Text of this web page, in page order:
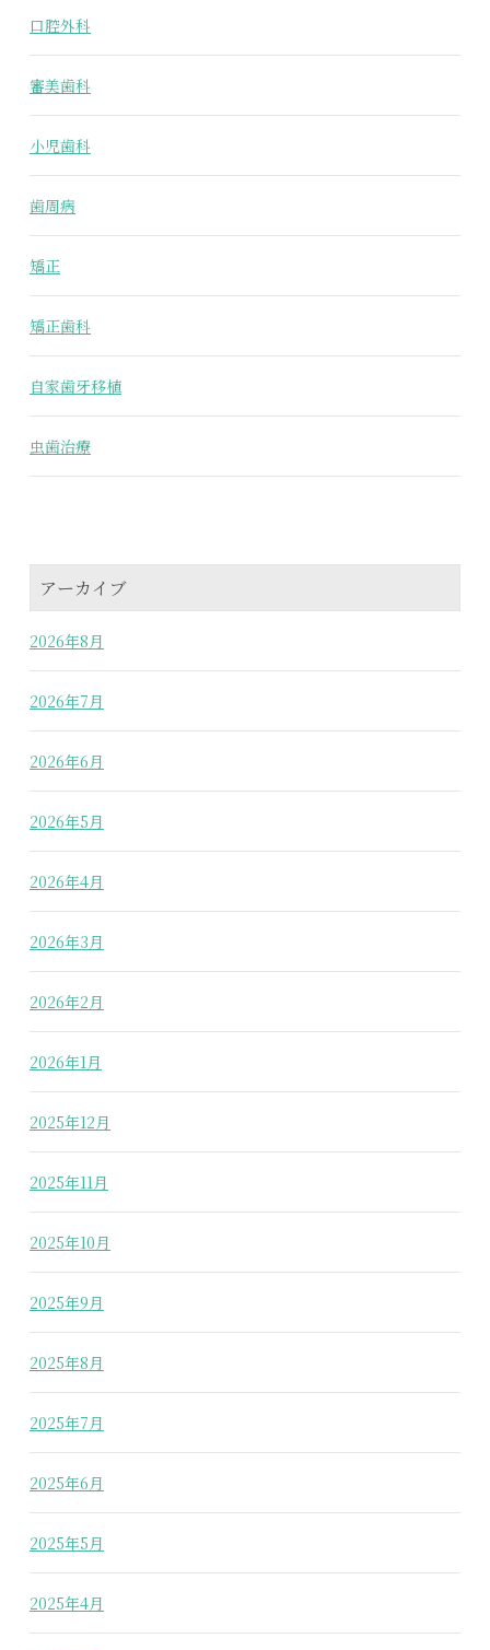
口腔外科
審美歯科
小児歯科
歯周病
矯正
矯正歯科
自家歯牙移植
虫歯治療
アーカイブ
2026年8月
2026年7月
2026年6月
2026年5月
2026年4月
2026年3月
2026年2月
2026年1月
2025年12月
2025年11月
2025年10月
2025年9月
2025年8月
2025年7月
2025年6月
2025年5月
2025年4月